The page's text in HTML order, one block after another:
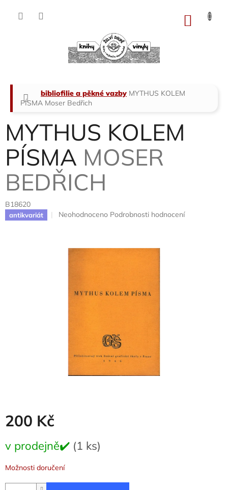
Domů
bibliofilie a pěkné vazby MYTHUS KOLEM
PÍSMA Moser Bedřich
MYTHUS KOLEM
PÍSMA MOSER
BEDŘICH
B18620
antikvariát
Průměrné
Neohodnoceno Podrobnosti hodnocení
200 Kč
cena:
v prodejně✔️ (1 ks)
Možnosti doručení